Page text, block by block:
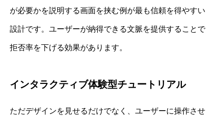
が必要かを説明する画面を挟む例が最も信頼を得やすい
設計です。ユーザーが納得できる文脈を提供することで
拒否率を下げる効果があります。
インタラクティブ体験型チュートリアル
ただデザインを見せるだけでなく、ユーザーに操作させ